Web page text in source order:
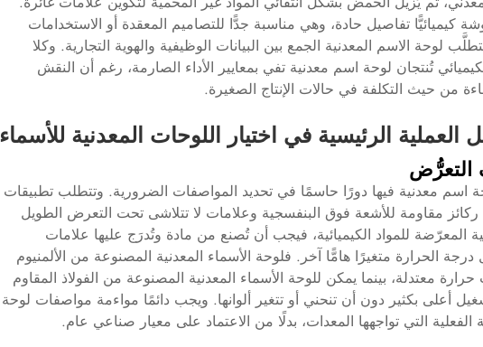
كيميائيًّا تفاصيل حادة، وهي مناسبة جدًّا للتصاميم المعقدة أو الاستخدامات
لوحة الاسم المعدنية الجمع بين البيانات الوظيفية والهوية التجارية. وكلا
تُنتجان لوحة اسم معدنية تفي بمعايير الأداء الصارمة، رغم أن النقش
من حيث التكلفة في حالات الإنتاج الصغيرة.
العملية الرئيسية في اختيار اللوحات المعدنية للأسماء
التعرُّض
اسم معدنية فيها دورًا حاسمًا في تحديد المواصفات الضرورية. وتتطلب تطبيقات
ركائز مقاومة للأشعة فوق البنفسجية وعلامات لا تتلاشى تحت التعرض الطويل
المعرّضة للمواد الكيميائية، فيجب أن تُصنع من مادة وتُدرَج عليها علامات
الحرارة متغيرًا هامًّا آخر. فلوحة الأسماء المعدنية المصنوعة من الألمنيوم
معتدلة، بينما يمكن للوحة الأسماء المعدنية المصنوعة من الفولاذ المقاوم
أعلى بكثير دون أن تنحني أو تتغير ألوانها. ويجب دائمًا مواءمة مواصفات لوحة
الفعلية التي تواجهها المعدات، بدلًا من الاعتماد على معيار صناعي عام.